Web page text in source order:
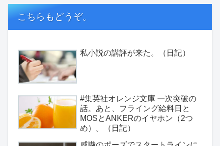
こちらもどうぞ。
私小説の講評が来た。（日記）
#集英社オレンジ文庫 一次突破の
話。あと、フライング給料日と
MOSとANKERのイヤホン（2つ
め）。（日記）